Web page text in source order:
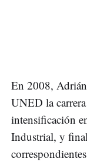
En 2008,
UNED la
intensificación
Industrial, y